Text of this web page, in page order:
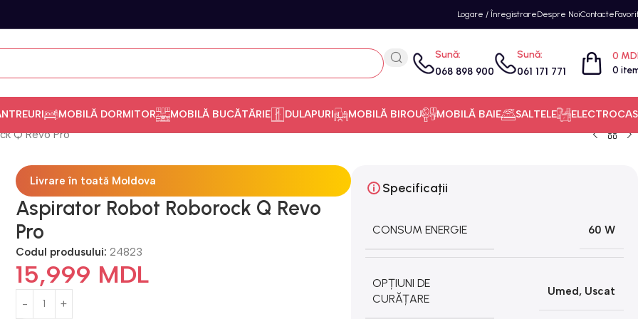
Logare / ÎnregistrareDespre NoiContacte
Sună:
068 898 900
Sună:
061 171 771 0
0
MOBILĂ DORMITOR MOBILĂ BUCĂTĂRIE DULAPURI MOBILĂ BIROU MOBILĂ BAIE SALTELE
Q Revo Pro
Livrare în toată Moldova
Aspirator Robot Roborock Q Revo
Pro
Codul produsului: 24823
15,999 MDL
Specificații
CONSUM ENERGIE 60 W
OPȚIUNI DE
CURĂȚARE
Umed, Uscat